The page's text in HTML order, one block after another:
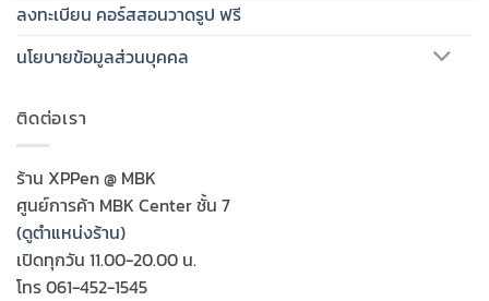
ลงทะเบียน คอร์สสอนวาดรูป ฟรี
นโยบายข้อมูลส่วนบุคคล
ติดต่อเรา
ร้าน XPPen @ MBK
ศูนย์การค้า MBK Center ชั้น 7
(ดูตำแหน่งร้าน)
เปิดทุกวัน 11.00-20.00 น.
โทร 061-452-1545